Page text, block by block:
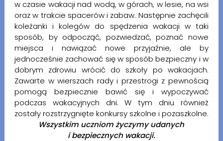
w czasie wakacji nad wodą, w górach, w lesie, na wsi
oraz w trakcie spacerów i zabaw. Następnie zachęcili
koleżanki i kolegów do spędzenia wakacji w taki
sposób, by odpocząć, pozwiedzać, poznać nowe
miejsca i nawiązać
nowe przyjaźnie, ale by
jednocześnie zachować się w sposób bezpieczny i w
dobrym zdrowiu wrócić do szkoły po wakacjach.
Zawarte w wierszach rady i przestrogi z pewnością
pomogą bezpiecznie bawić się i wypoczywać
podczas wakacyjnych dni. W tym dniu również
zostały rozstrzygnięte konkursy szkolne i pozaszkolne.
Wszystkim uczniom życzymy udanych
i bezpiecznych wakacji.